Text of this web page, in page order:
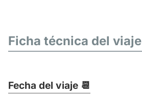
Ficha técnica del viaje
Fecha del viaje 📆